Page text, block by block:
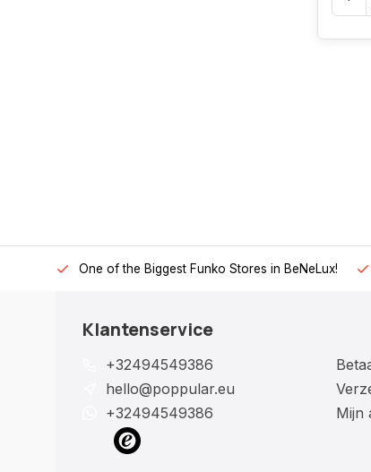
One of the Biggest Funko Stores in BeNeLux!
Klantenservice
+32494549386
hello@poppular.eu
+32494549386
Mijn